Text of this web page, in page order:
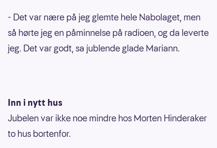
- Det var nære på jeg glemte hele Nabolaget, men
så hørte jeg en påminnelse på radioen, og da leverte
jeg. Det var godt, sa jublende glade Mariann.
Inn i nytt hus
Jubelen var ikke noe mindre hos Morten Hinderaker
to hus bortenfor.